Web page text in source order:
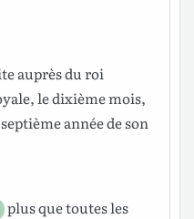
auprès duroi
, ledixièmemois,
septièmeannéede son
plus que toutes les